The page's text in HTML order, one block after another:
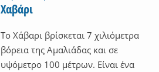
Χαβάρι
Το Χάβαρι βρίσκεται 7 χιλιόμετρα
βόρεια της Αμαλιάδας και σε
υψόμετρο 100 μέτρων. Είναι ένα